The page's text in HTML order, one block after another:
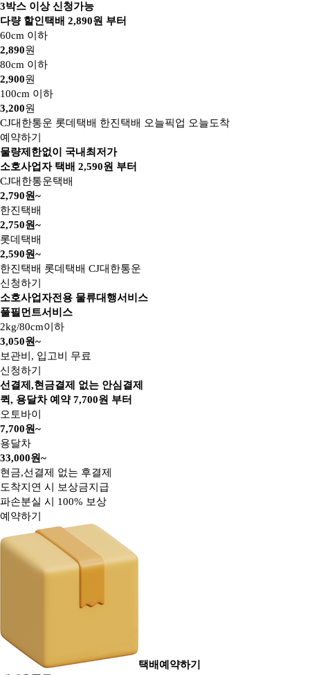
3박스 이상 신청가능
다량 할인택배 2,890원 부터
60cm 이하
2,890원
80cm 이하
2,900원
100cm 이하
3,200원
CJ대한통운 롯데택배 한진택배 오늘픽업 오늘도착
예약하기
물량제한없이 국내최저가
소호사업자 택배 2,590원 부터
CJ대한통운택배
2,790원~
한진택배
2,750원~
롯데택배
2,590원~
한진택배 롯데택배 CJ대한통운
신청하기
소호사업자전용 물류대행서비스
풀필먼트서비스
2kg/80cm이하
3,050원~
보관비, 입고비 무료
신청하기
선결제,현금결제 없는 안심결제
퀵, 용달차 예약7,700원 부터
오토바이
7,700원~
용달차
33,000원~
현금,선결제 없는 후결제
도착지연 시 보상금지급
파손분실 시 100% 보상
예약하기
택배예약하기